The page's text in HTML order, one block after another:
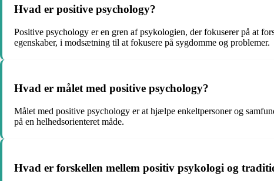
Hvad er positive psychology?
Positive psychology er en gren af psykologien, der fokuserer på at
egenskaber, i modsætning til at fokusere på sygdomme og problemer.
Hvad er målet med positive psychology?
Målet med positive psychology er at hjælpe enkeltpersoner og
på en helhedsorienteret måde.
Hvad er forskellen mellem positiv psykologi og